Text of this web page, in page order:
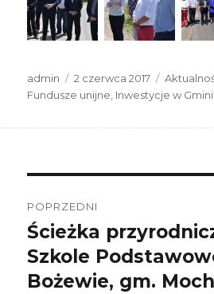
Autor
admin
Data
publikacji
2 czerwca 2017
Fundusze unijne Inwestycje w
wpisu
POPRZEDNI
Poprzedni
wpis:
Ścieżka
Szkole
Bożewie, gm.